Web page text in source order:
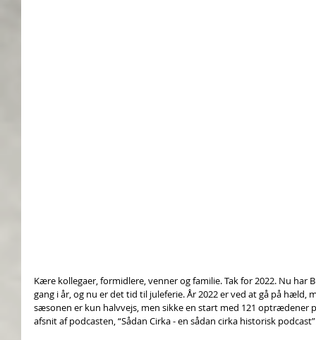
Kære kollegaer, formidlere, venner og familie. Tak for 2022. Nu
gang i år, og nu er det tid til juleferie. År 2022 er ved at gå på
sæsonen er kun halvvejs, men sikke en start med 121 optrædener
afsnit af podcasten, “Sådan Cirka - en sådan cirka historisk podcas